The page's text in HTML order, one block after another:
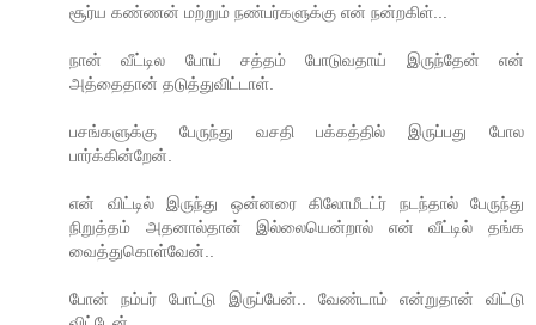
சூர்ய கண்ணன் மற்றும் நண்பர்களுக்கு என் நன்றகிள்...
நான் வீட்டில போய் சத்தம் போடுவதாய் இருந்தேன் என்
அத்தைதான் தடுத்துவிட்டாள்.
பசங்களுக்கு பேருந்து வசதி பக்கத்தில் இருப்பது போல
பார்க்கின்றேன்.
என் விட்டில் இருந்து ஒன்னரை கிலோமீடட்ர் நடந்தால் பேருந்து
நிறுத்தம் அதனால்தான் இல்லையென்றால் என் வீட்டில் தங்க
வைத்துகொள்வேன்..
போன் நம்பர் போட்டு இருப்பேன்.. வேண்டாம் என்றுதான் விட்டு